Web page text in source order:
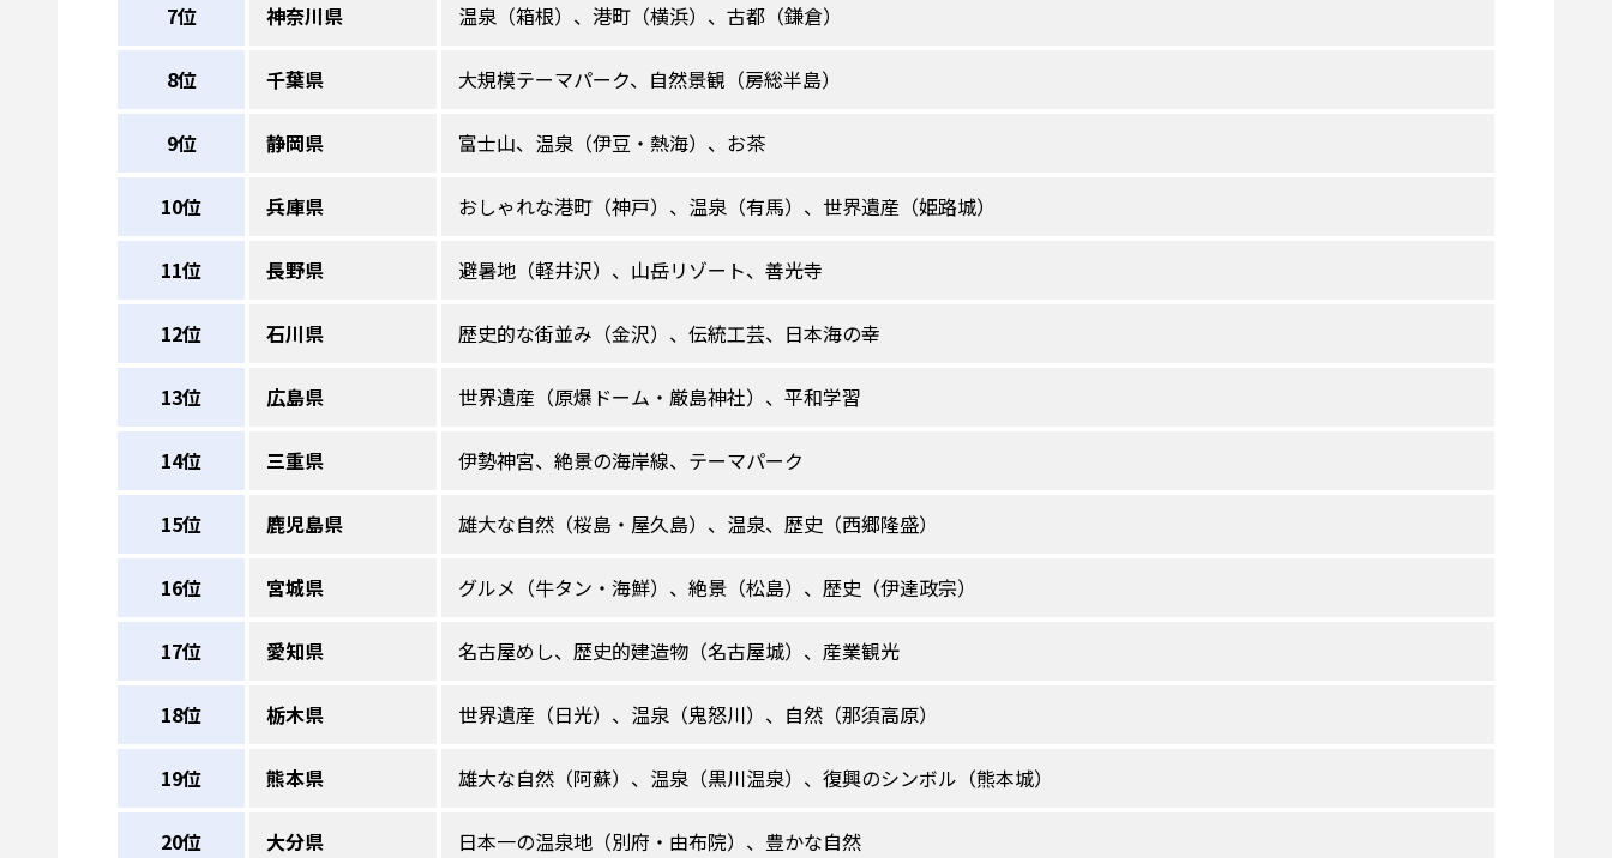
7位 神奈川県 温泉（箱根）、港町（横浜）、古都（鎌倉）
8位 千葉県 大規模テーマパーク、自然景観（房総半島）
9位 静岡県 富士山、温泉（伊豆・熱海）、お茶
10位 兵庫県 おしゃれな港町（神戸）、温泉（有馬）、世界遺産（姫路城）
11位 長野県 避暑地（軽井沢）、山岳リゾート、善光寺
12位 石川県 歴史的な街並み（金沢）、伝統工芸、日本海の幸
13位 広島県 世界遺産（原爆ドーム・厳島神社）、平和学習
14位 三重県 伊勢神宮、絶景の海岸線、テーマパーク
15位 鹿児島県 雄大な自然（桜島・屋久島）、温泉、歴史（西郷隆盛）
16位 宮城県 グルメ（牛タン・海鮮）、絶景（松島）、歴史（伊達政宗）
17位 愛知県 名古屋めし、歴史的建造物（名古屋城）、産業観光
18位 栃木県 世界遺産（日光）、温泉（鬼怒川）、自然（那須高原）
19位 熊本県 雄大な自然（阿蘇）、温泉（黒川温泉）、復興のシンボル（熊本城）
20位 大分県 日本一の温泉地（別府・由布院）、豊かな自然